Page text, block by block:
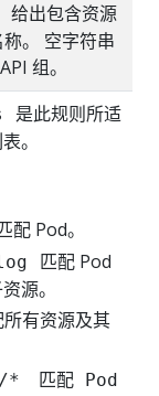
给出包含资源
。 空字符串
API 组。
是此规则所适
。
配 Pod。
匹配 Pod
源。
有资源及其
*
匹配 Pod